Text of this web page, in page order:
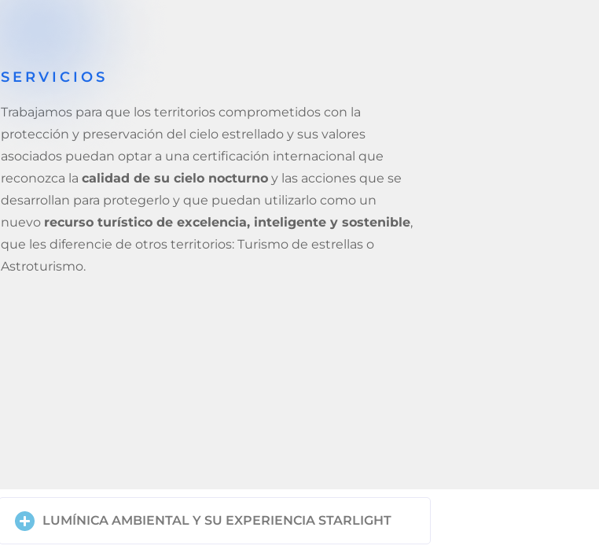
SERVICIOS
Trabajamos para que los territorios comprometidos con la
protección y preservación del cielo estrellado y sus valores
asociados puedan optar a una certificación internacional que
reconozca la calidad de su cielo nocturnoy las acciones que se
desarrollan para protegerlo y que puedan utilizarlo como un
nuevo recurso turístico de excelencia, inteligente y sostenible,
que les diferencie de otros territorios: Turismo de estrellas o
Astroturismo.
LUMÍNICA AMBIENTAL Y SU EXPERIENCIA STARLIGHT